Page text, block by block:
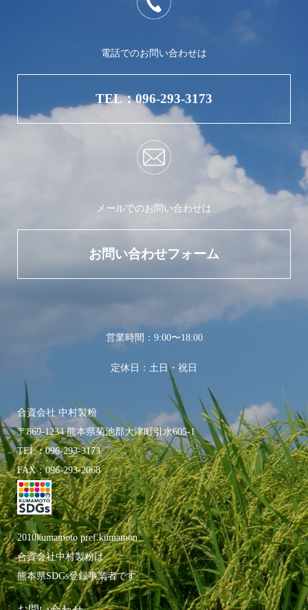
電話でのお問い合わせは
TEL：096-293-3173
メールでのお問い合わせは
お問い合わせフォーム
営業時間：9:00〜18:00
定休日：土日・祝日
合資会社 中村製粉
〒869-1234 熊本県菊池郡大津町引水605-1
TEL：096-293-3173
FAX：096-293-2068
2010kumamoto pref.kumamon
合資会社中村製粉は
熊本県SDGs登録事業者です